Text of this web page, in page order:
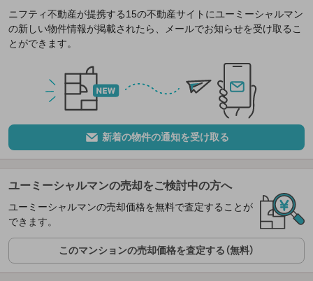
ニフティ不動産が提携する15の不動産サイトにユーミーシャルマン
の新しい物件情報が掲載されたら、メールでお知らせを受け取るこ
とができます。
新着の物件の通知を受け取る
ユーミーシャルマンの売却をご検討中の方へ
ユーミーシャルマンの売却価格を無料で査定することが
できます。
このマンションの売却価格を査定する（無料）